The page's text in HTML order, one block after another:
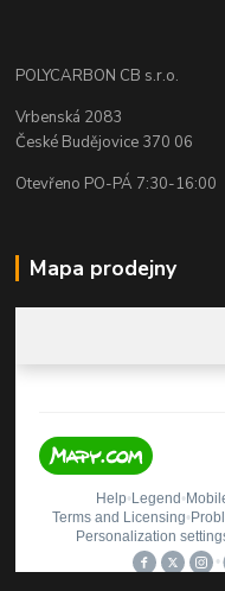
POLYCARBON CB s.r.o.
Vrbenská 2083
České Budějovice 370 06
Otevřeno PO-PÁ 7:30-16:00
Mapa prodejny